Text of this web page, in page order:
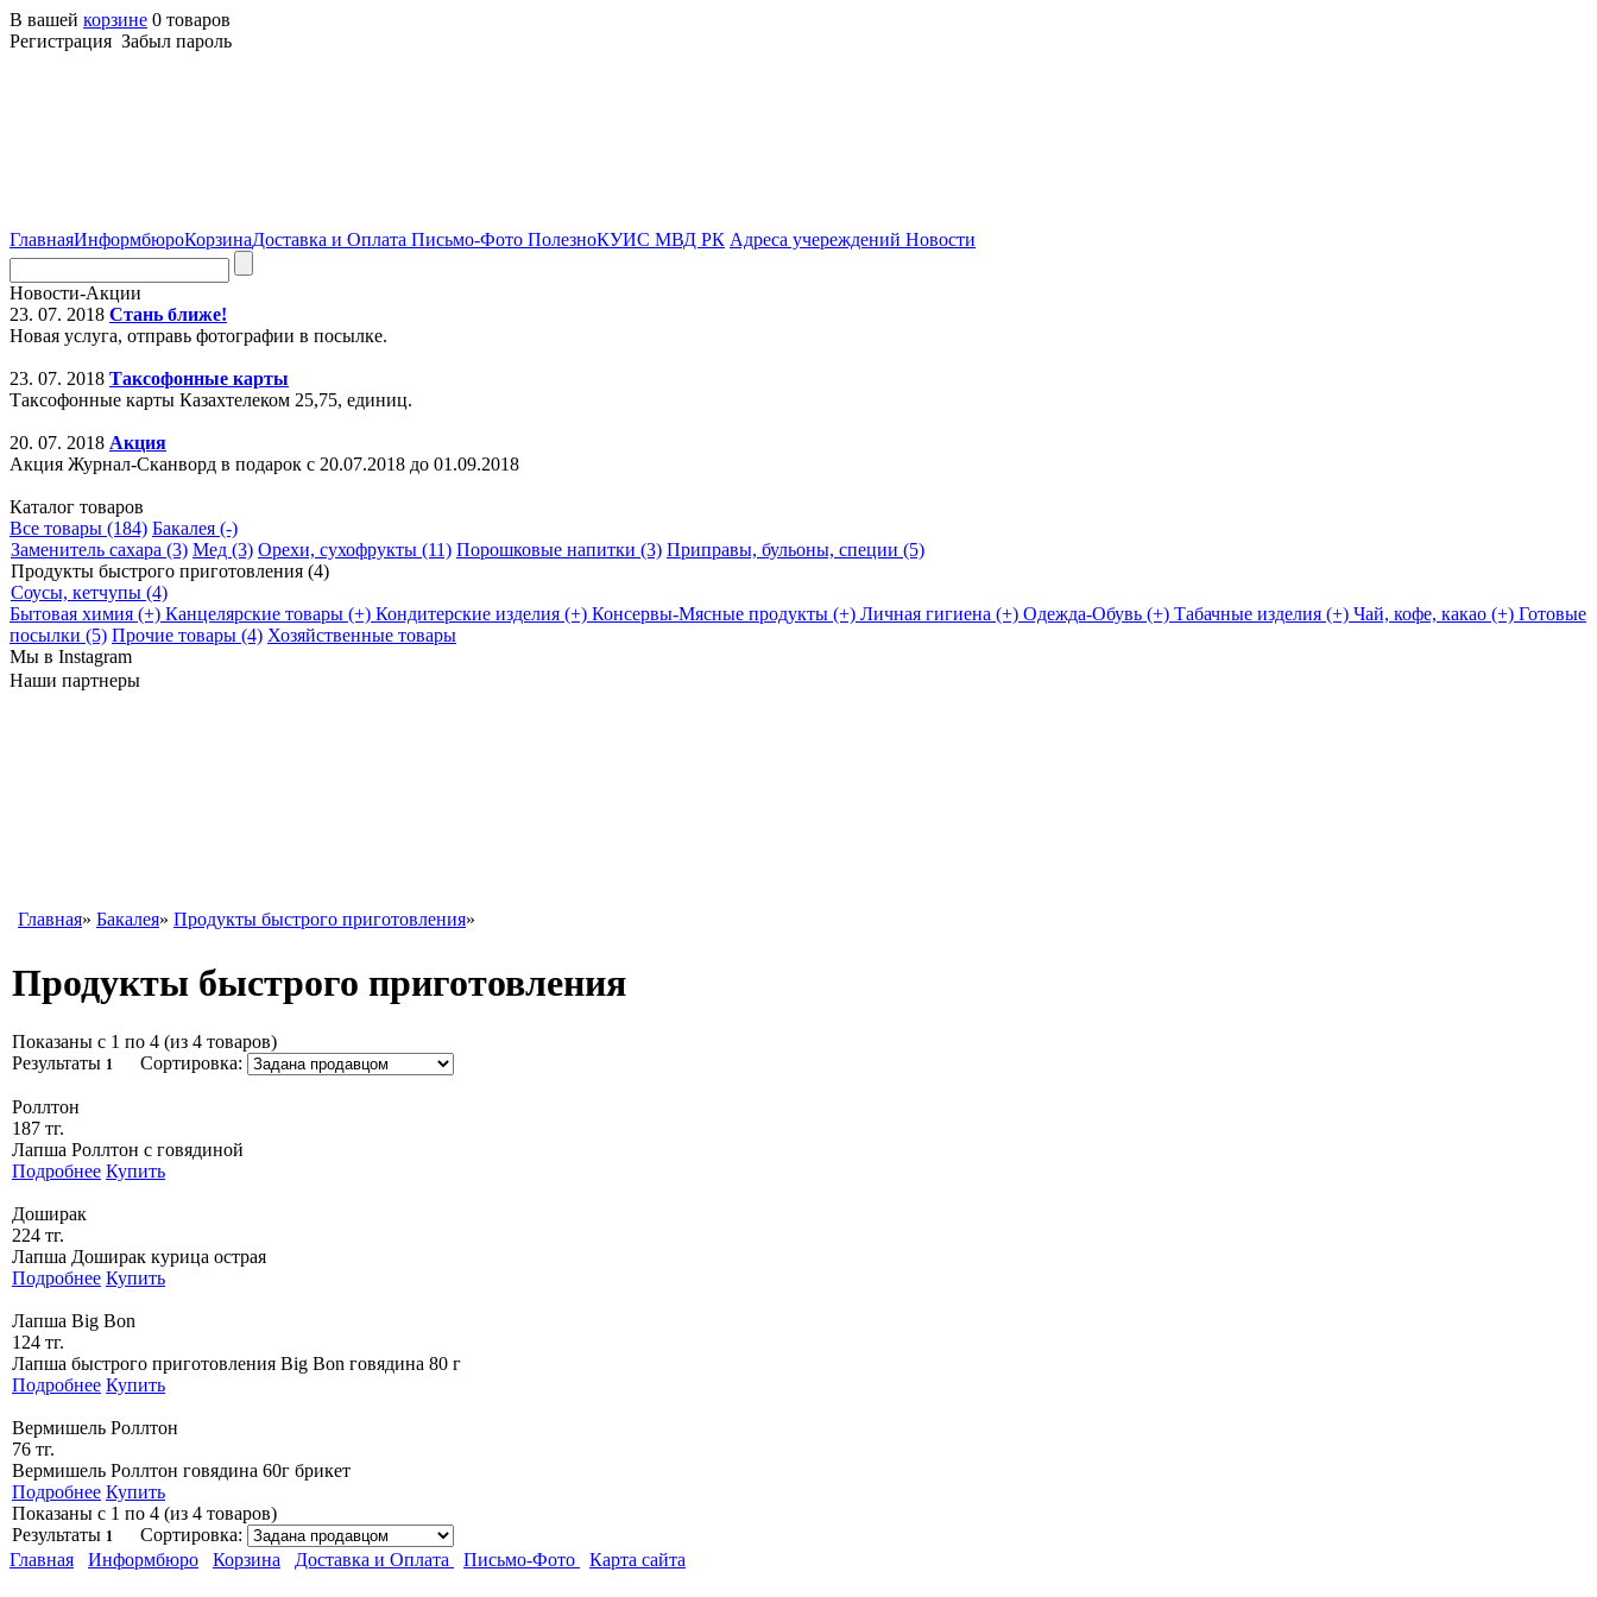
В вашей корзине 0 товаров
Регистрация Забыл пароль
ГлавнаяИнформбюроКорзинаДоставка и Оплата Письмо-Фото ПолезноКУИС МВД РК Адреса учереждений Новости
Новости-Акции
23. 07. 2018 Стань ближе!
Новая услуга, отправь фотографии в посылке.
23. 07. 2018 Таксофонные карты
Таксофонные карты Казахтелеком 25,75, единиц.
20. 07. 2018 Акция
Акция Журнал-Сканворд в подарок с 20.07.2018 до 01.09.2018
Каталог товаров
Все товары (184) Бакалея (-)
Заменитель сахара (3) Мед (3) Орехи, сухофрукты (11) Порошковые напитки (3) Приправы, бульоны, специи (5)
Продукты быстрого приготовления (4)
Соусы, кетчупы (4)
Бытовая химия (+) Канцелярские товары (+) Кондитерские изделия (+) Консервы-Мясные продукты (+) Личная гигиена (+) Одежда-Обувь (+) Табачные изделия (+) Чай, кофе, какао (+) Готовые
посылки (5) Прочие товары (4) Хозяйственные товары
Мы в Instagram
Наши партнеры
Главная» Бакалея» Продукты быстрого приготовления»
Продукты быстрого приготовления
Показаны с 1 по 4 (из 4 товаров)
Результаты 1 Сортировка:
Роллтон
187 тг.
Лапша Роллтон с говядиной
Подробнее Купить
Доширак
224 тг.
Лапша Доширак курица острая
Подробнее Купить
Лапша Big Bon
124 тг.
Лапша быстрого приготовления Big Bon говядина 80 г
Подробнее Купить
Вермишель Роллтон
76 тг.
Вермишель Роллтон говядина 60г брикет
Подробнее Купить
Показаны с 1 по 4 (из 4 товаров)
Результаты 1
Сортировка:
Главная
Информбюро Корзина Доставка и Оплата Письмо-Фото Карта сайта